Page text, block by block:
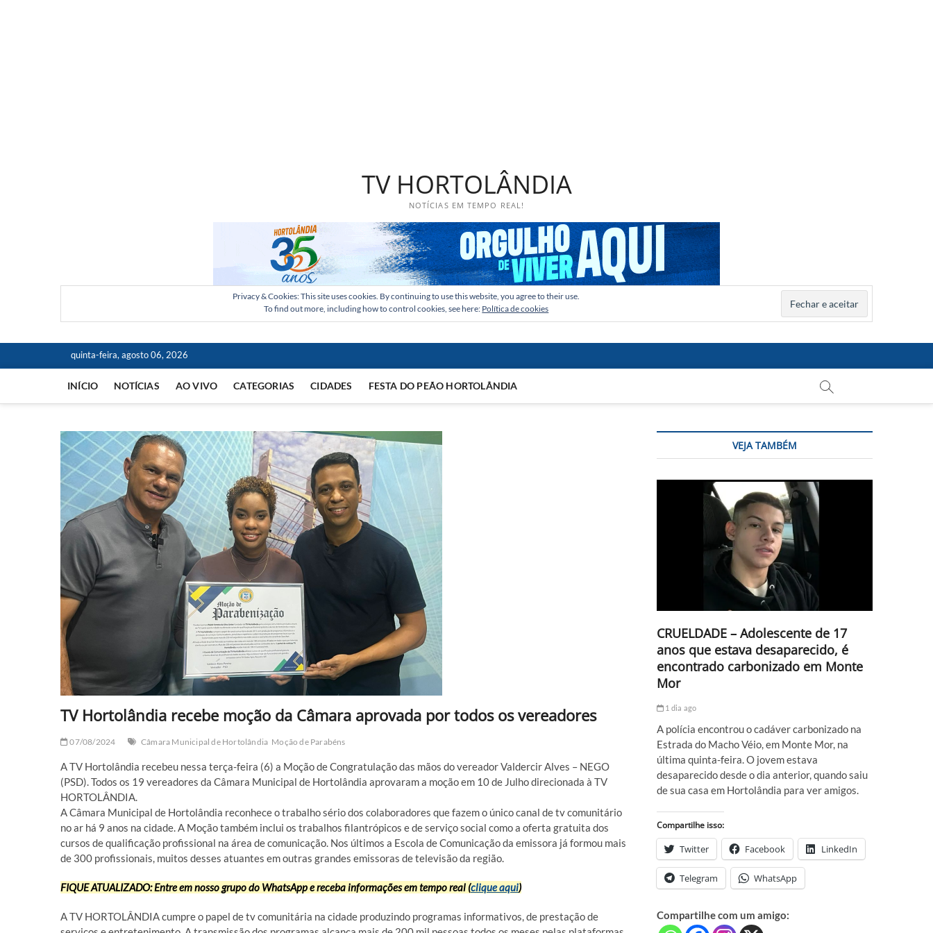
TV HORTOLÂNDIA
NOTÍCIAS EM TEMPO REAL!
Privacy & Cookies: This site uses cookies. By continuing to use this website, you agree to their use.
To find out more, including how to control cookies, see here: Política de cookies
quinta-feira, agosto 06, 2026
INÍCIO NOTÍCIAS AO VIVO CATEGORIAS CIDADES FESTA DO PEÃO HORTOLÂNDIA
TV Hortolândia recebe moção da Câmara aprovada por todos os vereadores
07/08/2024 Câmara Municipal de Hortolândia Moção de Parabéns
A TV Hortolândia recebeu nessa terça-feira (6) a Moção de Congratulação das mãos do vereador Valdercir Alves – NEGO
(PSD). Todos os 19 vereadores da Câmara Municipal de Hortolândia aprovaram a moção em 10 de Julho direcionada à TV
HORTOLÂNDIA.
A Câmara Municipal de Hortolândia reconhece o trabalho sério dos colaboradores que fazem o único canal de tv comunitário
no ar há 9 anos na cidade. A Moção também inclui os trabalhos filantrópicos e de serviço social como a oferta gratuita dos
cursos de qualificação profissional na área de comunicação. Nos últimos a Escola de Comunicação da emissora já formou mais
de 300 profissionais, muitos desses atuantes em outras grandes emissoras de televisão da região.
FIQUE ATUALIZADO: Entre em nosso grupo do WhatsApp e receba informações em tempo real (clique aqui)
A TV HORTOLÂNDIA cumpre o papel de tv comunitária na cidade produzindo programas informativos, de prestação de
VEJA TAMBÉM
CRUELDADE – Adolescente de 17
anos que estava desaparecido, é
encontrado carbonizado em Monte
Mor
1 dia ago
A polícia encontrou o cadáver carbonizado na
Estrada do Macho Véio, em Monte Mor, na
última quinta-feira. O jovem estava
desaparecido desde o dia anterior, quando saiu
de sua casa em Hortolândia para ver amigos.
Compartilhe isso:
Twitter Facebook LinkedIn
Telegram WhatsApp
Compartilhe com um amigo: